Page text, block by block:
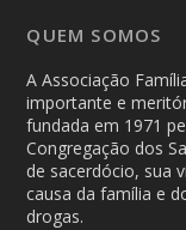
QUEM SOMOS
A Associação
importante e
fundada em 1971
Congregação dos
de sacerdócio, sua
causa da família e
drogas.